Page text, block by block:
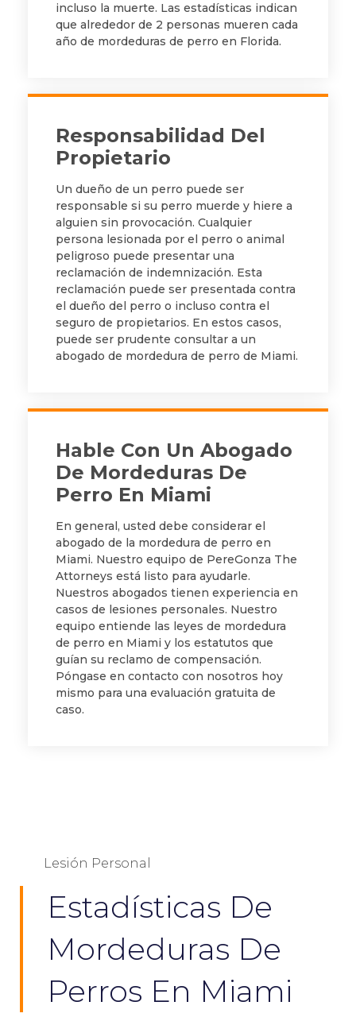
incluso la muerte. Las estadísticas indican
que alrededor de 2 personas mueren cada
año de mordeduras de perro en Florida.
Responsabilidad Del
Propietario
Un dueño de un perro puede ser
responsable si su perro muerde y hiere a
alguien sin provocación. Cualquier
persona lesionada por el perro o animal
peligroso puede presentar una
reclamación de indemnización. Esta
reclamación puede ser presentada contra
el dueño del perro o incluso contra el
seguro de propietarios. En estos casos,
puede ser prudente consultar a un
abogado de mordedura de perro de Miami.
Hable Con Un Abogado
De Mordeduras De
Perro En Miami
En general, usted debe considerar el
abogado de la mordedura de perro en
Miami. Nuestro equipo de PereGonza The
Attorneys está listo para ayudarle.
Nuestros abogados tienen experiencia en
casos de lesiones personales. Nuestro
equipo entiende las leyes de mordedura
de perro en Miami y los estatutos que
guían su reclamo de compensación.
Póngase en contacto con nosotros hoy
mismo para una evaluación gratuita de
caso.
Lesión Personal
Estadísticas De
Mordeduras De
Perros En Miami